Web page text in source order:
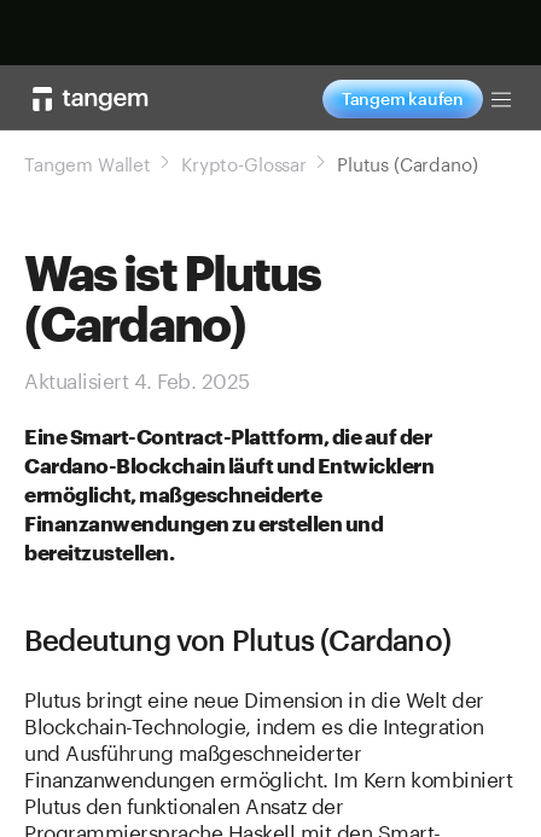
Tangem kaufen
Tangem Wallet Krypto-Glossar Plutus (Cardano)
Was ist Plutus
(Cardano)
Aktualisiert 4. Feb. 2025
Eine Smart-Contract-Plattform, die auf der
Cardano-Blockchain läuft und Entwicklern
ermöglicht, maßgeschneiderte
Finanzanwendungen zu erstellen und
bereitzustellen.
Bedeutung von Plutus (Cardano)
Plutus bringt eine neue Dimension in die Welt der
Blockchain-Technologie, indem es die Integration
und Ausführung maßgeschneiderter
Finanzanwendungen ermöglicht. Im Kern kombiniert
Plutus den funktionalen Ansatz der
Programmiersprache Haskell mit den Smart-